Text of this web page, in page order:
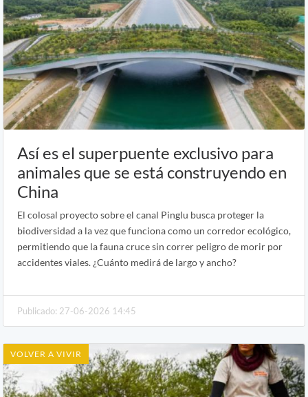
Así es el superpuente exclusivo para
animales que se está construyendo en
China
El colosal proyecto sobre el canal Pinglu busca proteger la
biodiversidad a la vez que funciona como un corredor ecológico,
permitiendo que la fauna cruce sin correr peligro de morir por
accidentes viales. ¿Cuánto medirá de largo y ancho?
Publicado: 27-06-2026 14:45
VOLVER A VIVIR